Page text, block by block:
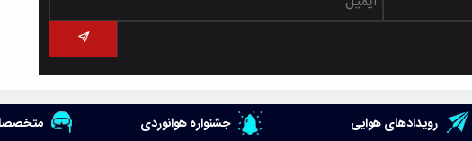
رویدادهای هوایی جشنواره هوانوردی